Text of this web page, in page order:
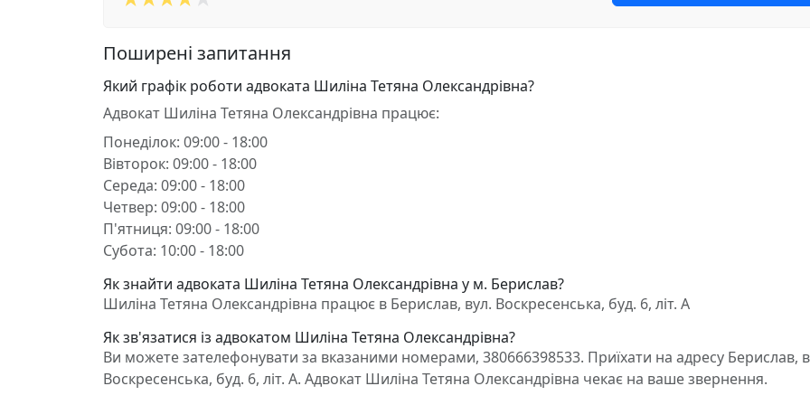
Поширені запитання
Який графік роботи адвоката Шиліна Тетяна Олександрівна?
Адвокат Шиліна Тетяна Олександрівна працює:
Понеділок: 09:00 - 18:00
Вівторок: 09:00 - 18:00
Середа: 09:00 - 18:00
Четвер: 09:00 - 18:00
П'ятниця: 09:00 - 18:00
Субота: 10:00 - 18:00
Як знайти адвоката Шиліна Тетяна Олександрівна у м. Берислав?
Шиліна Тетяна Олександрівна працює в Берислав, вул. Воскресенська, буд. 6, літ. А
Як зв'язатися із адвокатом Шиліна Тетяна Олександрівна?
Ви можете зателефонувати за вказаними номерами, 380666398533. Приїхати на адресу Берислав,
Воскресенська, буд. 6, літ. А. Адвокат Шиліна Тетяна Олександрівна чекає на ваше звернення.